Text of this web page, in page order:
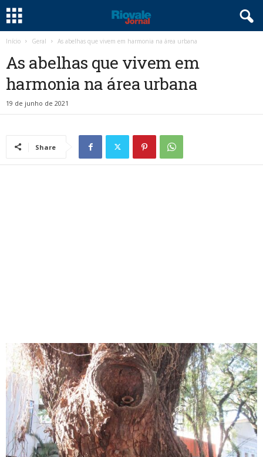
Início Geral As abelhas que vivem em harmonia na área urbana
As abelhas que vivem em
harmonia na área urbana
19 de junho de 2021
Share